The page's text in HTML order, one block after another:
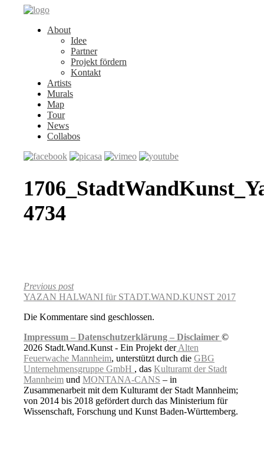
About
Idee
Partner
Projekt fördern
Kontakt
Artists
Murals
Map
Tour
News
Collabos
4734
Previous post
YAZAN HALWANI für STADT.WAND.KUNST 2017
Die Kommentare sind geschlossen.
Impressum – Datenschutzerklärung – Disclaimer ©
2026 Stadt.Wand.Kunst - Ein Projekt derAlten
Feuerwache Mannheim, unterstützt durch die GBG
Unternehmensgruppe GmbH , das Kulturamt der Stadt
Mannheim und MONTANA-CANS – in
Zusammenarbeit mit dem Kulturamt der Stadt Mannheim;
von 2014 bis 2018 gefördert durch das Ministerium für
Wissenschaft, Forschung und Kunst Baden-Württemberg.